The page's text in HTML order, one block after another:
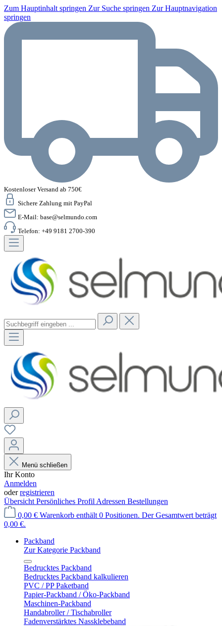
Zum Hauptinhalt springen Zur Suche springen Zur Hauptnavigation
springen
Kostenloser Versand ab 750€
Sichere Zahlung mit PayPal
E-Mail: base@selmundo.com
Telefon: +49 9181 2700-390
Menü schließen
Ihr Konto
Anmelden
oderregistrieren
Übersicht Persönliches Profil Adressen Bestellungen
0,00 € Warenkorb enthält 0 Positionen. Der Gesamtwert beträgt
0,00 €.
Packband
Zur Kategorie Packband
Bedrucktes Packband
Bedrucktes Packband kalkulieren
PVC / PP Paketband
Papier-Packband / Öko-Packband
Maschinen-Packband
Handabroller / Tischabroller
Fadenverstärktes Nassklebeband